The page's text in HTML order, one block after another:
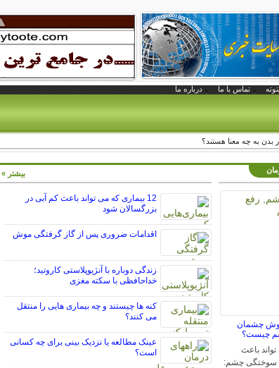
تماس با ما درباره ما
بدن به چه معنا هستند؟
چشمان
چیست؟
باعث
سوختگی چشم:
12 بیماری که می تواند باعث کم آبی در
بزرگسالان شود
اقدامات ضروری پس از گاز گرفتگی موش
زندگی دوباره با آنژیوپلاستی کاروتید؛
خداحافظی با سکته مغزی
کنه ها چیستند و چه بیماری هایی را منتقل
می کنند؟
عینک مطالعه یا نزدیک بینی برای چه کسانی
است؟
بیشتر »